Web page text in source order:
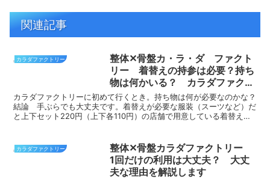
関連記事
カラダファクトリー
整体✕骨盤カ・ラ・ダ ファクト
リー 着替えの持参は必要？持ち
物は何かいる？ カラダファクト
リーに初めて行く時の持ち物や支
払い方法について解説します
カラダファクトリーに初めて行くとき。持ち物は何が必要なのかな？
結論 手ぶらでも大丈夫です。着替えが必要な服装（スーツなど）だ
と上下セット220円（上下各110円）の店舗で用意している着替えを
カラダファクトリー
整体✕骨盤カラダファクトリー
1回だけの利用は大丈夫？ 大丈
夫な理由を解説します